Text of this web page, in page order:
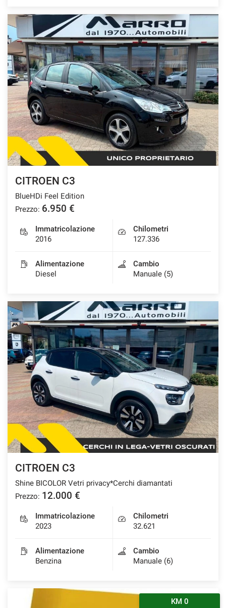
CITROEN C3
BlueHDi Feel Edition
Prezzo: 6.950 €
Immatricolazione
2016
Chilometri
127.336
Alimentazione
Diesel
Cambio
Manuale (5)
CITROEN C3
Shine BICOLOR Vetri privacy*Cerchi diamantati
Prezzo: 12.000 €
Immatricolazione
2023
Chilometri
32.621
Alimentazione
Benzina
Cambio
Manuale (6)
KM 0